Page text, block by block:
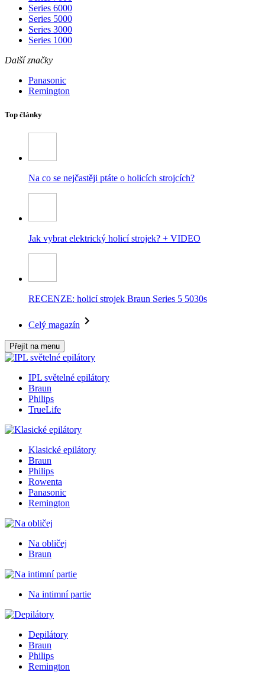
Series 6000
Series 5000
Series 3000
Series 1000
Další značky
Panasonic
Remington
Top články
Na co se nejčastěji ptáte o holicích strojcích?
Jak vybrat elektrický holicí strojek? + VIDEO
RECENZE: holicí strojek Braun Series 5 5030s
Celý magazín
Přejít na menu
IPL světelné epilátory
Braun
Philips
TrueLife
Klasické epilátory
Braun
Philips
Rowenta
Panasonic
Remington
Na obličej
Braun
Na intimní partie
Depilátory
Braun
Philips
Remington